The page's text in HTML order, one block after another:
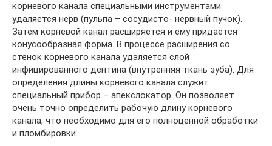
корневого канала специальными инструментами
удаляется нерв (пульпа – сосудисто- нервный пучок).
Затем корневой канал расширяется и ему придается
конусообразная форма. В процессе расширения со
стенок корневого канала удаляется слой
инфицированного дентина (внутренняя ткань зуба). Для
определения длины корневого канала служит
специальный прибор – апекслокатор. Он позволяет
очень точно определить рабочую длину корневого
канала, что необходимо для его полноценной обработки
и пломбировки.